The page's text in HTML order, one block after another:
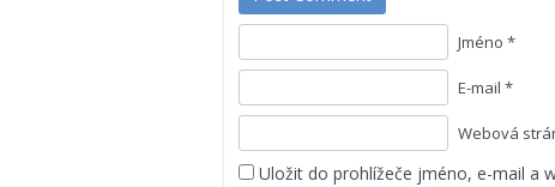
Jméno *
E-mail *
Webová
Uložit do prohlížeče jméno, e-mail a